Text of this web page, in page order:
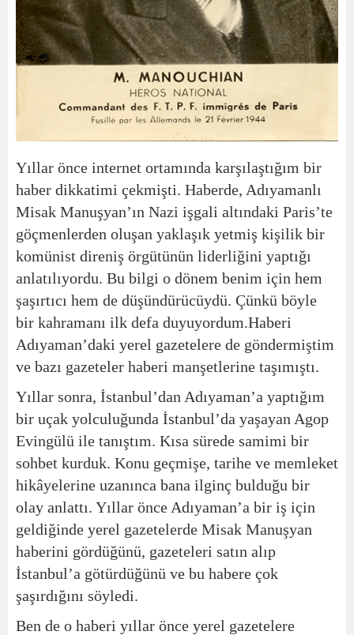
Yıllar önce internet ortamında karşılaştığım bir
haber dikkatimi çekmişti. Haberde, Adıyamanlı
Misak Manuşyan’ın Nazi işgali altındaki Paris’te
göçmenlerden oluşan yaklaşık yetmiş kişilik bir
komünist direniş örgütünün liderliğini yaptığı
anlatılıyordu. Bu bilgi o dönem benim için hem
şaşırtıcı hem de düşündürücüydü. Çünkü böyle
bir kahramanı ilk defa duyuyordum.Haberi
Adıyaman’daki yerel gazetelere de göndermiştim
ve bazı gazeteler haberi manşetlerine taşımıştı.
Yıllar sonra, İstanbul’dan Adıyaman’a yaptığım
bir uçak yolculuğunda İstanbul’da yaşayan Agop
Evingülü ile tanıştım. Kısa sürede samimi bir
sohbet kurduk. Konu geçmişe, tarihe ve memleket
hikâyelerine uzanınca bana ilginç bulduğu bir
olay anlattı. Yıllar önce Adıyaman’a bir iş için
geldiğinde yerel gazetelerde Misak Manuşyan
haberini gördüğünü, gazeteleri satın alıp
İstanbul’a götürdüğünü ve bu habere çok
şaşırdığını söyledi.
Ben de o haberi yıllar önce yerel gazetelere